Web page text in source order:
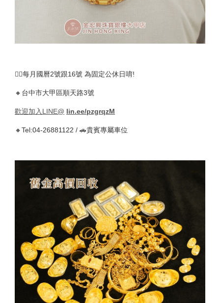
🚴‍♀️每月國曆2號跟16號 為固定公休日唷!
🔸台中市大甲區順天路3號
歡迎加入LINE@ lin.ee/pzgrqzM
🔸Tel:04-26881122 / 🚗貴賓專屬車位